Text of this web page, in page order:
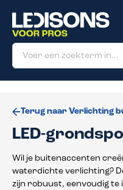
hoofdinhoud
Terug naar Verlichting
LED-
Wil je buitenaccenten
waterdichte verlichting?
zijn robuust, eenvoudig